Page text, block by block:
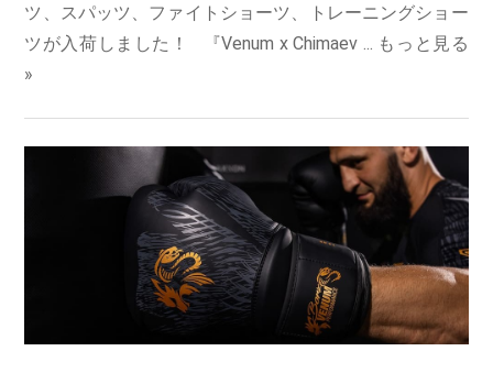
ツ、スパッツ、ファイトショーツ、トレーニングショー
ツが入荷しました！ 『Venum x Chimaev ... もっと見る
»